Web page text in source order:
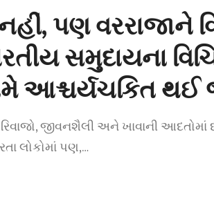
પણ વરરાજાને
સમુદાયના
આશ્ચર્યચકિત થઈ
જીવનશૈલી અને ખાવાની આદતોમાં
લોકોમાં પણ,…